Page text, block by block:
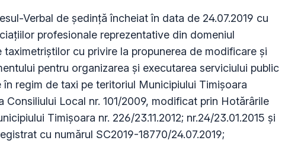
Verbal de şedinţă încheiat în data de 24.07.2019 cu
profesionale reprezentative din domeniul
taximetriştilor cu privire la propunerea de modificare şi
pentru organizarea şi executarea serviciului public
regim de taxi pe teritoriul Municipiului Timişoara
Consiliului Local nr. 101/2009, modificat prin Hotărârile
Timișoara nr. 226/23.11.2012; nr.24/23.01.2015 și
cu numărul SC2019-18770/24.07.2019;